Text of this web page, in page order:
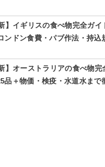
】イギリスの食べ物完全ガイ
ンドン食費・パブ作法・持込
】オーストラリアの食べ物完
品＋物価・検疫・水道水まで